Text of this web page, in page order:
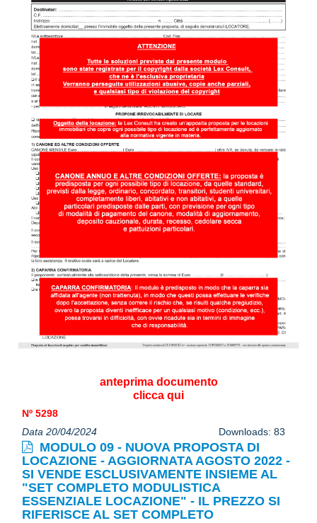
anteprima documento
clicca qui
Nº 5298
Data 20/04/2024
Downloads: 83
MODULO 09 - NUOVA PROPOSTA DI
LOCAZIONE - AGGIORNATA AGOSTO 2022 -
SI VENDE ESCLUSIVAMENTE INSIEME AL
"SET COMPLETO MODULISTICA
ESSENZIALE LOCAZIONE" - IL PREZZO SI
RIFERISCE AL SET COMPLETO